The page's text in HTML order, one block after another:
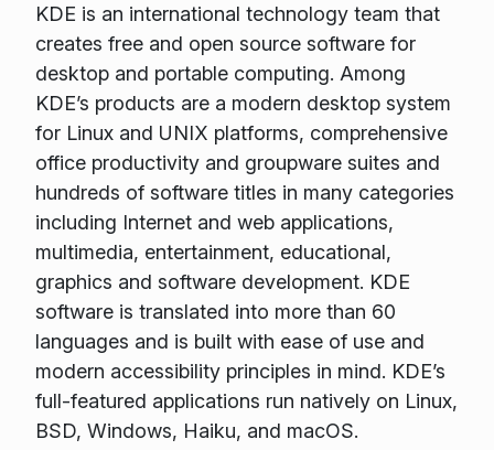
KDE is an international technology team that
creates free and open source software for
desktop and portable computing. Among
KDE’s products are a modern desktop system
for Linux and UNIX platforms, comprehensive
office productivity and groupware suites and
hundreds of software titles in many categories
including Internet and web applications,
multimedia, entertainment, educational,
graphics and software development. KDE
software is translated into more than 60
languages and is built with ease of use and
modern accessibility principles in mind. KDE’s
full-featured applications run natively on Linux,
BSD, Windows, Haiku, and macOS.